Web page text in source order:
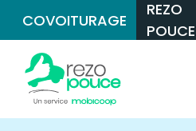
COVOITURAGE
REZO
POUCE